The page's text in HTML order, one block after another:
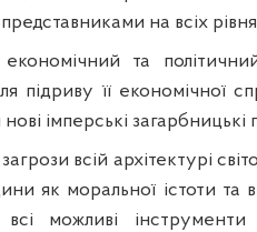
на всіх
та
підриву її економічної
імперські загарбницькі
всій архітектурі
як моральної істоти та
всі можливі